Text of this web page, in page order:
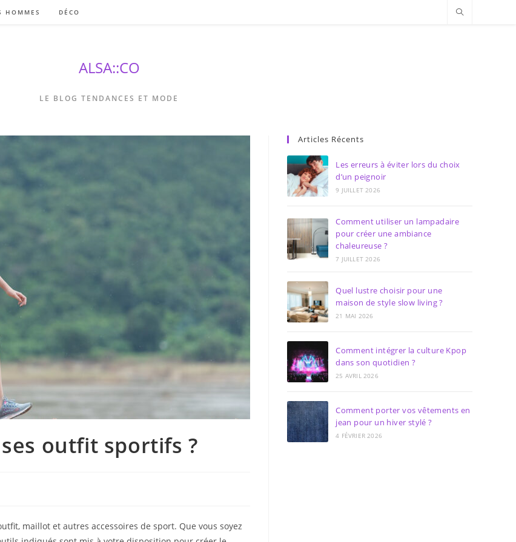
HOMMES DÉCO
ALSA::CO
LE BLOG TENDANCES ET MODE
outfit sportifs ?
maillot et autres accessoires de sport. Que vous soyez
Articles Récents
Les erreurs à éviter lors du choix
d’un peignoir
9 JUILLET 2026
Comment utiliser un lampadaire
pour créer une ambiance
chaleureuse ?
7 JUILLET 2026
Quel lustre choisir pour une
maison de style slow living ?
21 MAI 2026
Comment intégrer la culture Kpop
dans son quotidien ?
25 AVRIL 2026
Comment porter vos vêtements en
jean pour un hiver stylé ?
4 FÉVRIER 2026